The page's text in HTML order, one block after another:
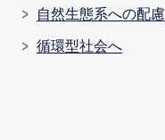
自然生態系への配慮
循環型社会へ